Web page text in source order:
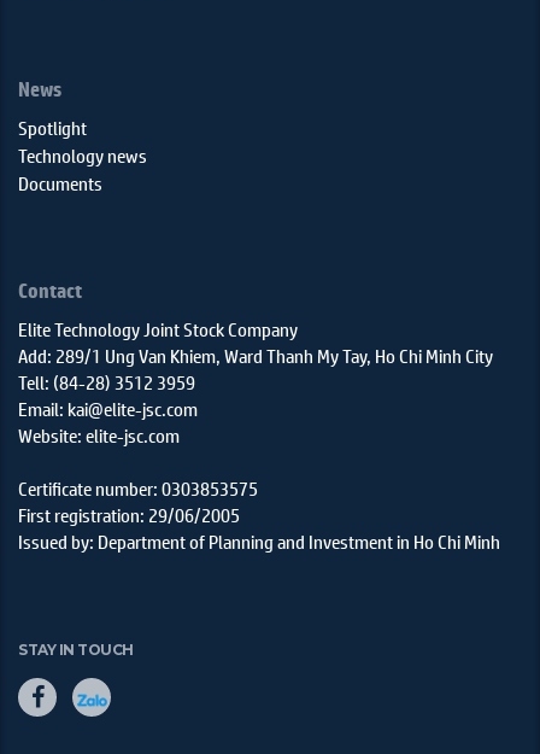
News
Spotlight
Technology news
Documents
Contact
Elite Technology Joint Stock Company
Add: 289/1 Ung Van Khiem, Ward Thanh My Tay, Ho Chi Minh City
Tell: (84-28) 3512 3959
Email: kai@elite-jsc.com
Website: elite-jsc.com
Certificate number: 0303853575
First registration: 29/06/2005
Issued by: Department of Planning and Investment in Ho Chi Minh
STAY IN TOUCH